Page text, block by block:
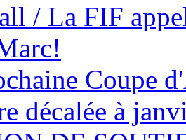
/ La FIF
Coupe
décalée à